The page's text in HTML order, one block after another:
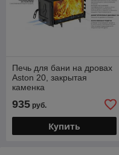
Печь для бани на дровах
Aston 20, закрытая
каменка
935 руб.
Купить